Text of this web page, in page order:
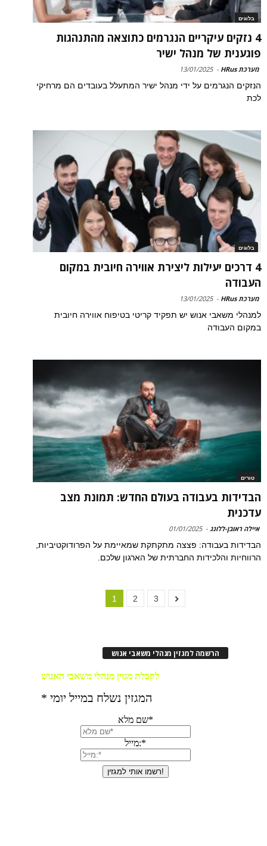
בלוגים
4 נזקים עיקריים הנגרמים כתוצאה מהתנהגות
פוגענית של מנהל ישיר
מערכת HRus -
13/01/2025
הנזקים הנגרמים על ידי מנהל ישיר המתעלל בעובדים הם מרחיקי
לכת
בלוגים
4 דרכים יעילות ליצירת אווירה חיובית במקום
העבודה
מערכת HRus -
13/01/2025
למנהלי משאבי אנוש יש תפקיד קריטי בטיפוח אווירה חיובית
במקום העבודה
טורים
הבדידות בעבודה בעולם החדש: תמונת מצב
עדכנית
איילה ראובן-ללונג -
01/01/2025
הבדידות בעבודה: פצצה מתקתקת שמאיימת על הפרודוקטיביות,
הרווחיות והלכידות החברתית של הארגון שלכם.
1 2 3
הרשמה למגזין מנהלי משאבי אנוש